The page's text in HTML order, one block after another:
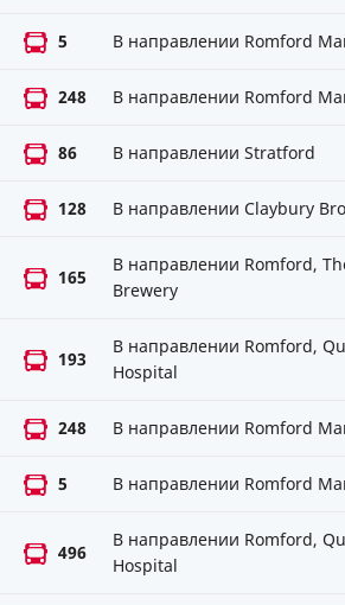
5 В направлении Romford
248 В направлении Romford
86 В направлении Stratford
128 В направлении Claybury
165
В направлении Romford,
Brewery
193
В направлении Romford,
Hospital
248 В направлении Romford
5 В направлении Romford
496
В направлении Romford,
Hospital